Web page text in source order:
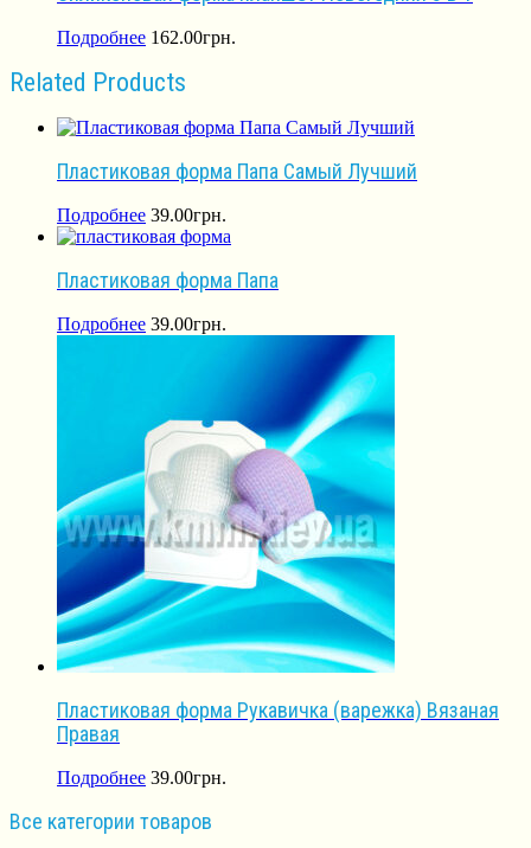
Подробнее 162.00грн.
Related Products
Пластиковая форма Папа Самый Лучший
Подробнее 39.00грн.
Пластиковая форма Папа
Подробнее 39.00грн.
Пластиковая форма Рукавичка (варежка) Вязаная
Правая
Подробнее 39.00грн.
Все категории товаров